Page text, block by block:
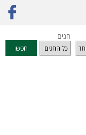
חגים
חפשו